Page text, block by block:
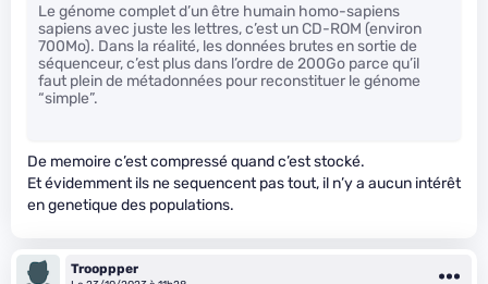
Le génome complet d’un être humain homo-sapiens
sapiens avec juste les lettres, c’est un CD-ROM (environ
700Mo). Dans la réalité, les données brutes en sortie de
séquenceur, c’est plus dans l’ordre de 200Go parce qu’il
faut plein de métadonnées pour reconstituer le génome
“simple”.
De memoire c’est compressé quand c’est stocké.
Et évidemment ils ne sequencent pas tout, il n’y a aucun intérêt
en genetique des populations.
Trooppper